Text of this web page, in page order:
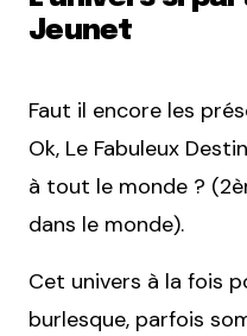
Jeunet
Faut il encore les
Ok, Le Fabuleux
à tout le monde ?
dans le monde).
Cet univers à la fois
burlesque, parfois